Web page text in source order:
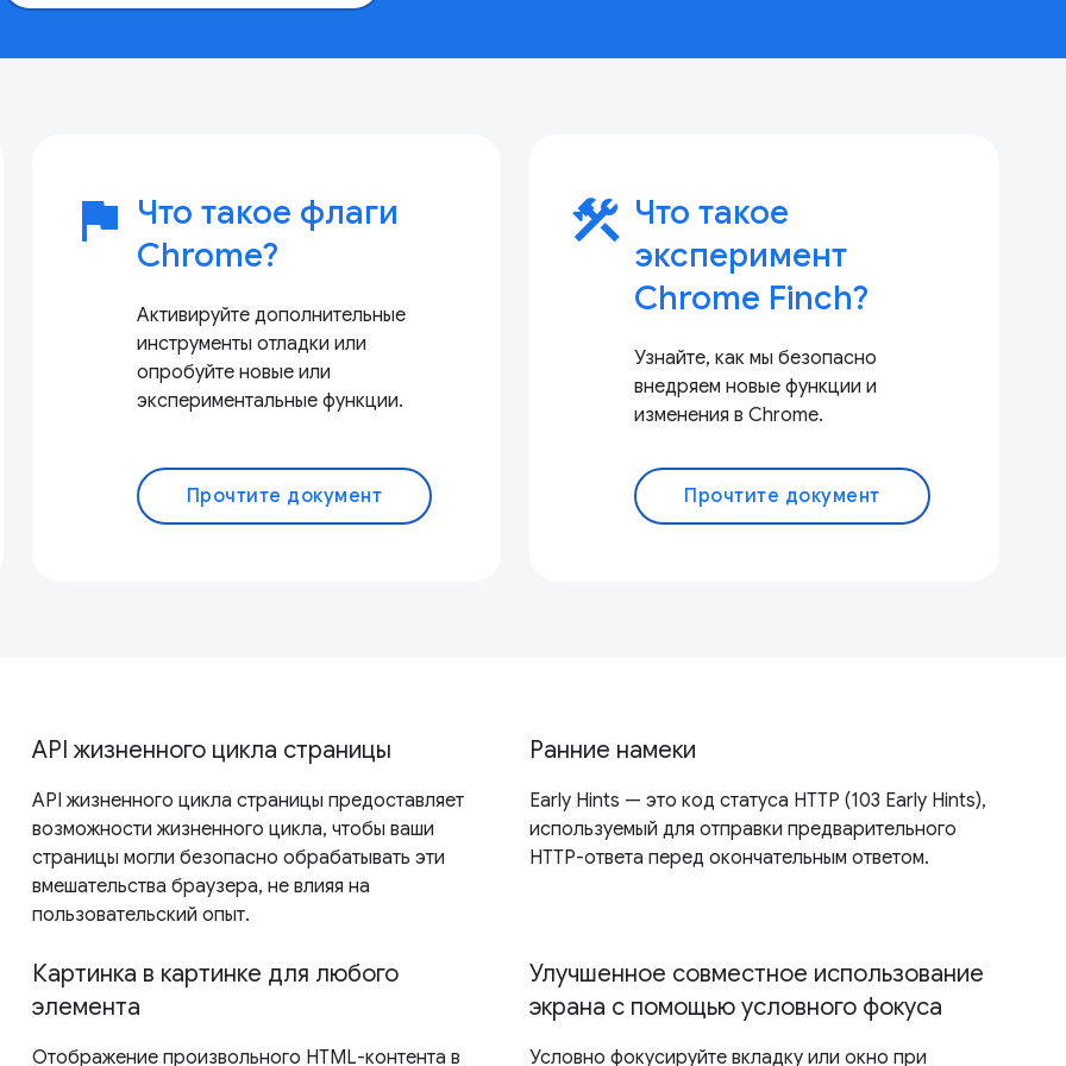
flag Что такое флаги
Chrome?
Активируйте дополнительные
инструменты отладки или
опробуйте новые или
экспериментальные функции.
Прочтите документ
construction Что такое
эксперимент
Chrome Finch?
Узнайте, как мы безопасно
внедряем новые функции и
изменения в Chrome.
Прочтите документ
API жизненного цикла страницы
API жизненного цикла страницы предоставляет
возможности жизненного цикла, чтобы ваши
страницы могли безопасно обрабатывать эти
вмешательства браузера, не влияя на
пользовательский опыт.
Ранние намеки
Early Hints — это код статуса HTTP (103 Early Hints),
используемый для отправки предварительного
HTTP-ответа перед окончательным ответом.
Картинка в картинке для любого
элемента
Отображение произвольного HTML-контента в
Улучшенное совместное использование
экрана с помощью условного фокуса
Условно фокусируйте вкладку или окно при